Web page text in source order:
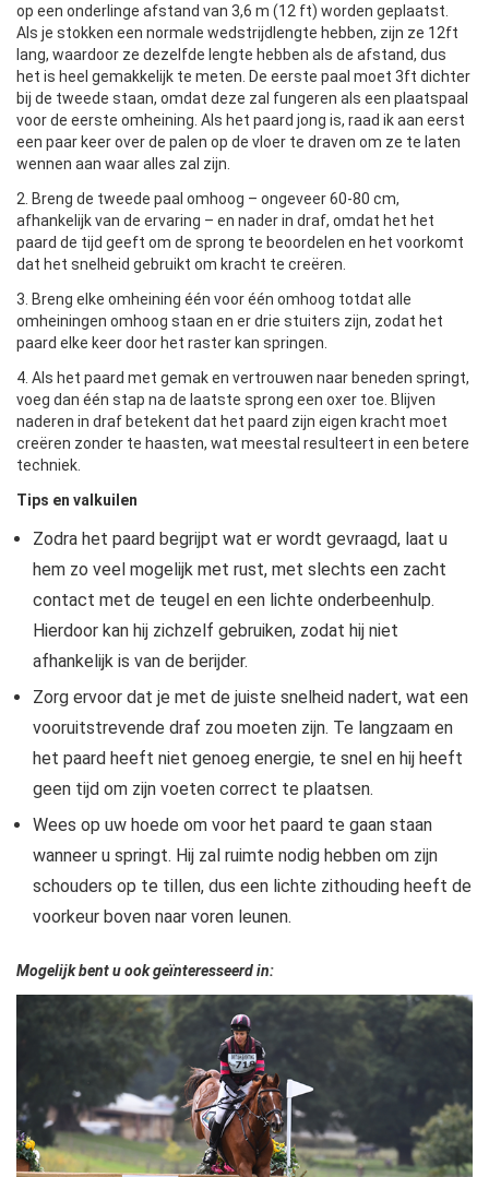
op een onderlinge afstand van 3,6 m (12 ft) worden geplaatst.
Als je stokken een normale wedstrijdlengte hebben, zijn ze 12ft
lang, waardoor ze dezelfde lengte hebben als de afstand, dus
het is heel gemakkelijk te meten. De eerste paal moet 3ft dichter
bij de tweede staan, omdat deze zal fungeren als een plaatspaal
voor de eerste omheining. Als het paard jong is, raad ik aan eerst
een paar keer over de palen op de vloer te draven om ze te laten
wennen aan waar alles zal zijn.
2. Breng de tweede paal omhoog – ongeveer 60-80 cm,
afhankelijk van de ervaring – en nader in draf, omdat het het
paard de tijd geeft om de sprong te beoordelen en het voorkomt
dat het snelheid gebruikt om kracht te creëren.
3. Breng elke omheining één voor één omhoog totdat alle
omheiningen omhoog staan ​​en er drie stuiters zijn, zodat het
paard elke keer door het raster kan springen.
4. Als het paard met gemak en vertrouwen naar beneden springt,
voeg dan één stap na de laatste sprong een oxer toe. Blijven
naderen in draf betekent dat het paard zijn eigen kracht moet
creëren zonder te haasten, wat meestal resulteert in een betere
techniek.
Tips en valkuilen
Zodra het paard begrijpt wat er wordt gevraagd, laat u
hem zo veel mogelijk met rust, met slechts een zacht
contact met de teugel en een lichte onderbeenhulp.
Hierdoor kan hij zichzelf gebruiken, zodat hij niet
afhankelijk is van de berijder.
Zorg ervoor dat je met de juiste snelheid nadert, wat een
vooruitstrevende draf zou moeten zijn. Te langzaam en
het paard heeft niet genoeg energie, te snel en hij heeft
geen tijd om zijn voeten correct te plaatsen.
Wees op uw hoede om voor het paard te gaan staan ​​
wanneer u springt. Hij zal ruimte nodig hebben om zijn
schouders op te tillen, dus een lichte zithouding heeft de
voorkeur boven naar voren leunen.
Mogelijk bent u ook geïnteresseerd in: